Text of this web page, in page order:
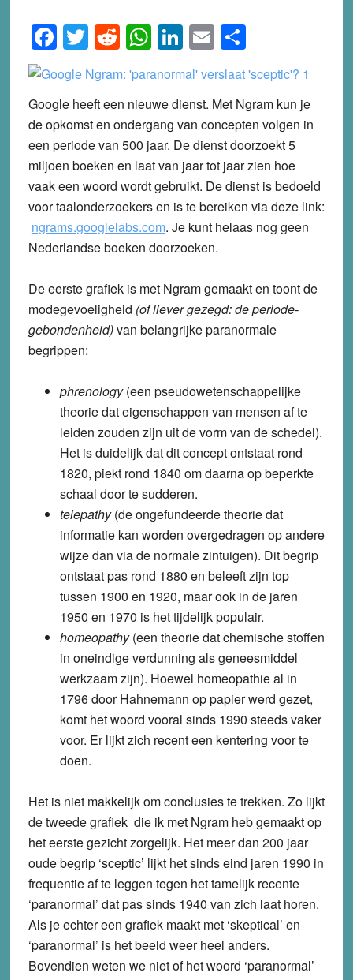
Facebook
Twitter
Reddit
WhatsApp
LinkedIn
EmailShare
Google heeft een nieuwe dienst. Met Ngram kun je
de opkomst en ondergang van concepten volgen in
een periode van 500 jaar. De dienst doorzoekt 5
miljoen boeken en laat van jaar tot jaar zien hoe
vaak een woord wordt gebruikt. De dienst is bedoeld
voor taalonderzoekers en is te bereiken via deze link:
ngrams.googlelabs.com. Je kunt helaas nog geen
Nederlandse boeken doorzoeken.
De eerste grafiek is met Ngram gemaakt en toont de
modegevoeligheid (of liever gezegd: de periode-
gebondenheid)van belangrijke paranormale
begrippen:
phrenology(een pseudowetenschappelijke
theorie dat eigenschappen van mensen af te
leiden zouden zijn uit de vorm van de schedel).
Het is duidelijk dat dit concept ontstaat rond
1820, piekt rond 1840 om daarna op beperkte
schaal door te sudderen.
telepathy(de ongefundeerde theorie dat
informatie kan worden overgedragen op andere
wijze dan via de normale zintuigen). Dit begrip
ontstaat pas rond 1880 en beleeft zijn top
tussen 1900 en 1920, maar ook in de jaren
1950 en 1970 is het tijdelijk populair.
homeopathy(een theorie dat chemische stoffen
in oneindige verdunning als geneesmiddel
werkzaam zijn). Hoewel homeopathie al in
1796 door Hahnemann op papier werd gezet,
komt het woord vooral sinds 1990 steeds vaker
voor. Er lijkt zich recent een kentering voor te
doen.
Het is niet makkelijk om conclusies te trekken. Zo lijkt
de tweede grafiek die ik met Ngram heb gemaakt op
het eerste gezicht zorgelijk. Het meer dan 200 jaar
oude begrip ‘sceptic’ lijkt het sinds eind jaren 1990 in
frequentie af te leggen tegen het tamelijk recente
‘paranormal’ dat pas sinds 1940 van zich laat horen.
Als je echter een grafiek maakt met ‘skeptical’ en
‘paranormal’ is het beeld weer heel anders.
Bovendien weten we niet of het woord ‘paranormal’